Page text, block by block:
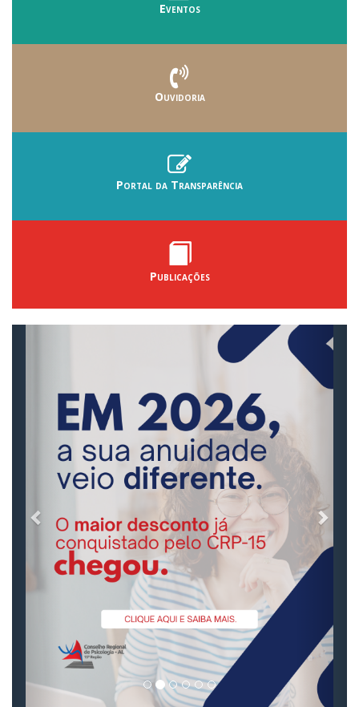
Eventos
Ouvidoria
Portal da Transparência
Publicações